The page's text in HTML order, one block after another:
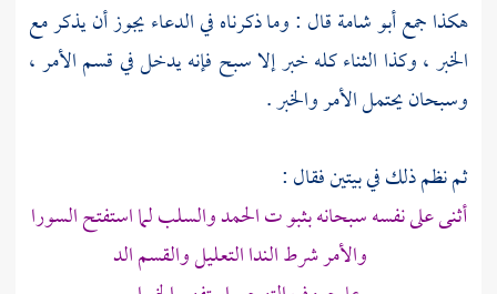
هكذا جمعأبو شامةقال : وما ذكرناه في الدعاء يجوز أن يذكر مع
الخبر ، وكذا الثناء كله خبر إلا سبح فإنه يدخل في قسم الأمر ،
وسبحان يحتمل الأمر والخبر .
ثم نظم ذلك في بيتين فقال :
أثنى على نفسه سبحانه بثبو ت الحمد والسلب لما استفتح السورا
والأمر شرط الندا التعليل والقسم الد